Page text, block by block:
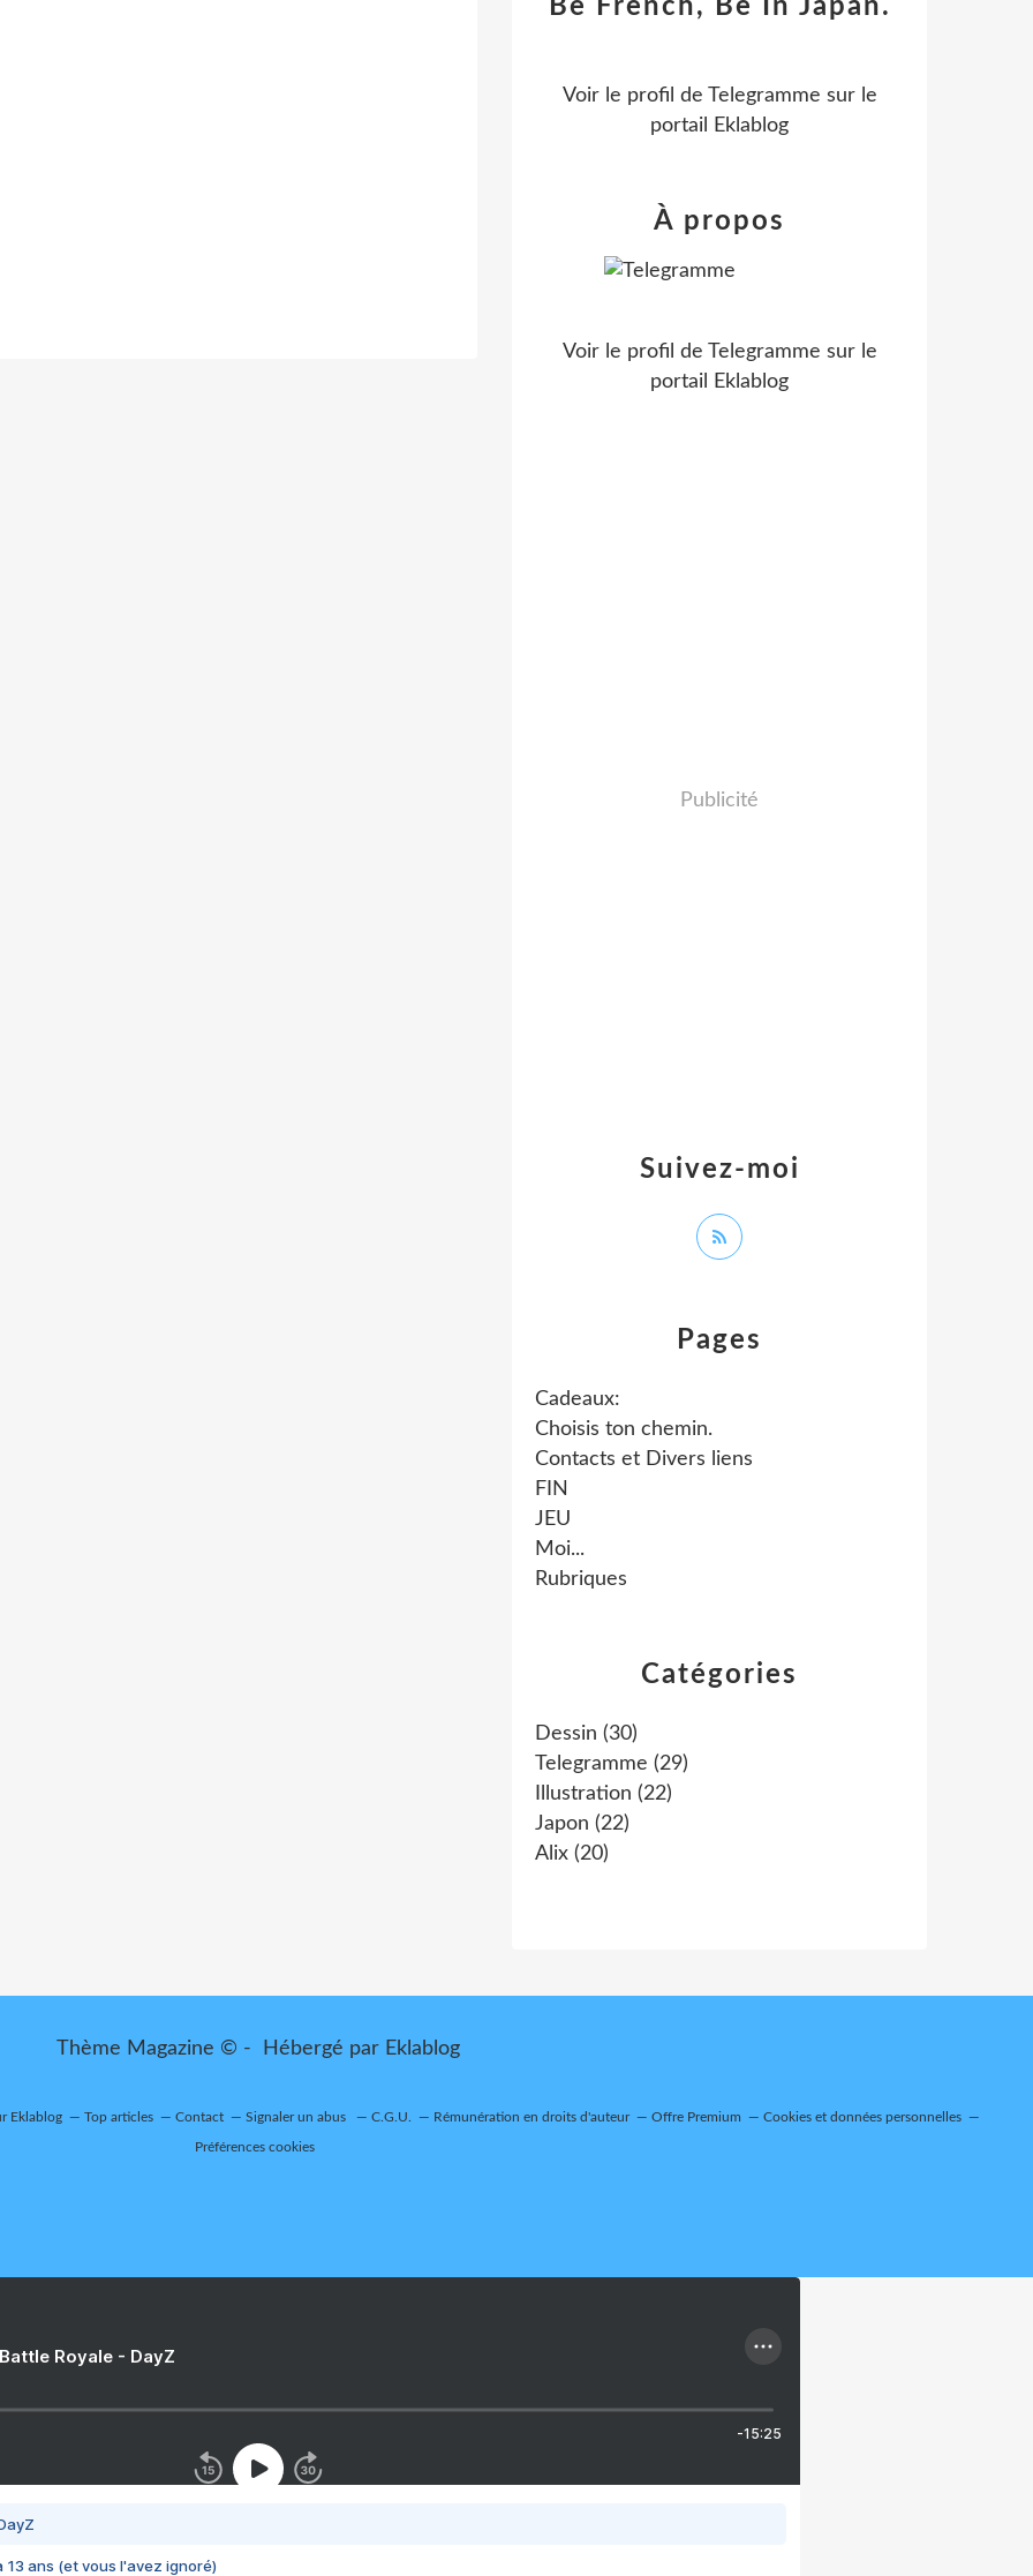
Catégories
Dessin (30)
Telegramme (29)
Illustration (22)
Japon (22)
Alix (20)
Pages
Cadeaux:
Choisis ton chemin.
Contacts et Divers liens
FIN
JEU
Moi...
Rubriques
Be French, Be In Japan.
Voir le profil de Telegramme sur le
portail Eklablog
Suivez-moi
À propos
Voir le profil de Telegramme sur le
portail Eklablog
Publicité
Thème Magazine © - Hébergé par Eklablog
Eklablog Top articles Contact Signaler un abus C.G.U. Rémunération en droits d'auteur Offre Premium Cookies et données personnelles
Préférences cookies
Royale - DayZ
-15:25
13 ans (et vous l'avez ignoré)